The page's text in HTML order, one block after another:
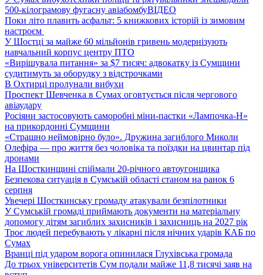
500-кілограмову фугасну авіабомбуВІДЕО
Поки літо плавить асфальт: 5 книжкових історій із зимовим
настроєм
У Шостці за майже 60 мільйонів гривень модернізують
навчальний корпус центру ПТО
«Вирішувала питання» за $7 тисяч: адвокатку із Сумщини
судитимуть за оборудку з відстрочками
В Охтирці пролунали вибухи
Проспект Шевченка в Сумах оговтується після чергового
авіаудару
Росіяни застосовують саморобні міни-пастки «Лампочка-Н»
на прикордонні Сумщини
«Страшно неймовірно було». Дружина загиблого Миколи
Олефіра — про життя без чоловіка та поїздки на цвинтар під
дронами
На Шосткинщині спіймали 20-річного автоугонщика
Безпекова ситуація в Сумській області станом на ранок 6
серпня
Увечері Шосткинську громаду атакували безпілотники
У Сумській громаді приймають документи на матеріальну
допомогу дітям загиблих захисників і захисниць на 2027 рік
Троє людей перебувають у лікарні після нічних ударів КАБ по
Сумах
Вранці під ударом ворога опинилася Глухівська громада
До трьох університетів Сум подали майже 11,8 тисячі заяв на